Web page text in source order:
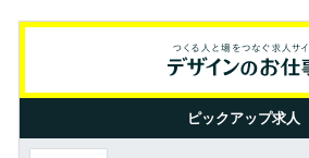
ピックアップ求人